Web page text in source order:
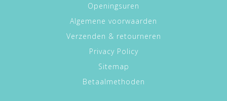
Openingsuren
Algemene voorwaarden
Verzenden & retourneren
Privacy Policy
Sitemap
Betaalmethoden